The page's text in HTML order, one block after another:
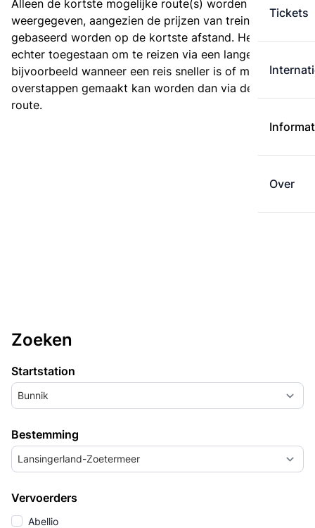
Tickets
Over
Alleen de kortste mogelijke route(s) worden
weergegeven, aangezien de prijzen van treintickets
gebaseerd worden op de kortste afstand. Het is
echter toegestaan om te reizen via een langere route,
bijvoorbeeld wanneer een reis sneller is of met minder
overstappen gemaakt kan worden dan via de kortste
route.
Zoeken
Startstation
Bunnik
Bestemming
Lansingerland-Zoetermeer
Vervoerders
Abellio